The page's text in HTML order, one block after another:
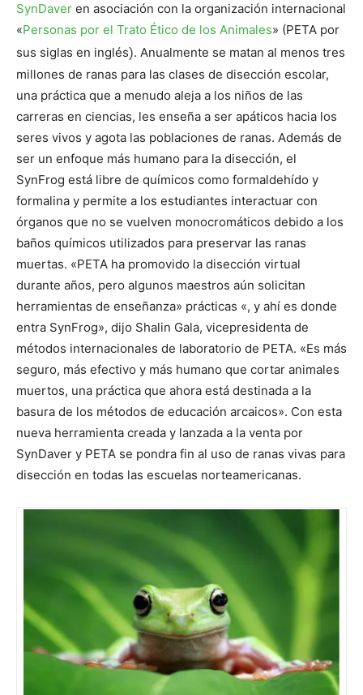
SynDaver en asociación con la organización internacional
«Personas por el Trato Ético de los Animales» (PETA por
sus siglas en inglés). Anualmente se matan al menos tres
millones de ranas para las clases de disección escolar,
una práctica que a menudo aleja a los niños de las
carreras en ciencias, les enseña a ser apáticos hacia los
seres vivos y agota las poblaciones de ranas. Además de
ser un enfoque más humano para la disección, el
SynFrog está libre de químicos como formaldehído y
formalina y permite a los estudiantes interactuar con
órganos que no se vuelven monocromáticos debido a los
baños químicos utilizados para preservar las ranas
muertas. «PETA ha promovido la disección virtual
durante años, pero algunos maestros aún solicitan
herramientas de enseñanza» prácticas «, y ahí es donde
entra SynFrog», dijo Shalin Gala, vicepresidenta de
métodos internacionales de laboratorio de PETA. «Es más
seguro, más efectivo y más humano que cortar animales
muertos, una práctica que ahora está destinada a la
basura de los métodos de educación arcaicos». Con esta
nueva herramienta creada y lanzada a la venta por
SynDaver y PETA se pondra fin al uso de ranas vivas para
disección en todas las escuelas norteamericanas.